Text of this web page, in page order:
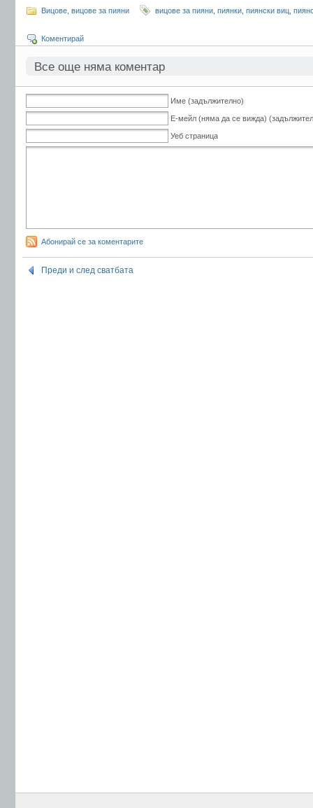
Вицове вицове за пияни вицове за пияни пиянки пиянски виц
Коментирай
Все още няма коментар
Име (задължително)
Е-мейл (няма да се вижда)
Уеб страница
Абонирай се за коментарите
Преди и след сватбата